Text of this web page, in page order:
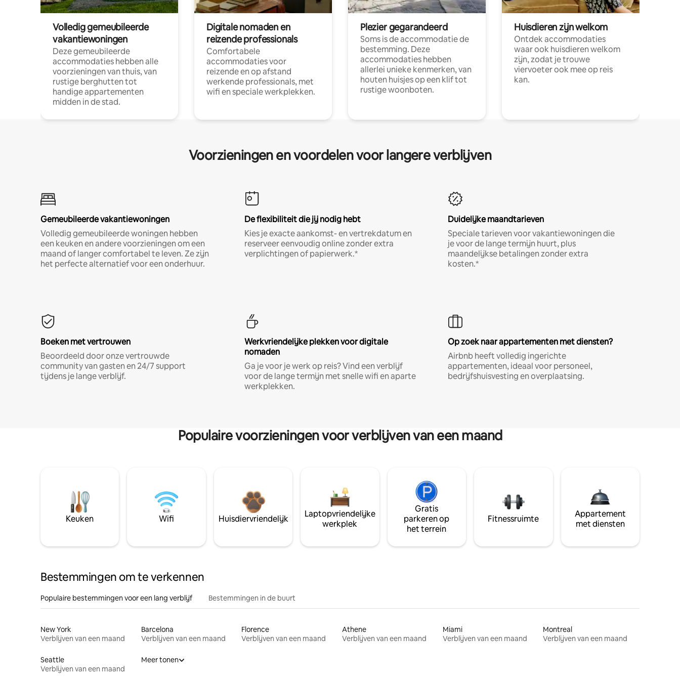
Volledig gemeubileerde
vakantiewoningen
Deze gemeubileerde
accommodaties hebben alle
voorzieningen van thuis, van
rustige berghutten tot
handige appartementen
midden in de stad.
Digitale nomaden en
reizende professionals
Comfortabele
accommodaties voor
reizende en op afstand
werkende professionals, met
wifi en speciale werkplekken.
Plezier gegarandeerd
Soms is de accommodatie de
bestemming. Deze
accommodaties hebben
allerlei unieke kenmerken, van
houten huisjes op een klif tot
rustige woonboten.
Huisdieren zijn welkom
Ontdek accommodaties
waar ook huisdieren welkom
zijn, zodat je trouwe
viervoeter ook mee op reis
kan.
Voorzieningen en voordelen voor langere verblijven
Gemeubileerde vakantiewoningen
Volledig gemeubileerde woningen hebben
een keuken en andere voorzieningen om een
maand of langer comfortabel te leven. Ze zijn
het perfecte alternatief voor een onderhuur.
De flexibiliteit die jij nodig hebt
Kies je exacte aankomst- en vertrekdatum en
reserveer eenvoudig online zonder extra
verplichtingen of papierwerk.*
Duidelijke maandtarieven
Speciale tarieven voor vakantiewoningen die
je voor de lange termijn huurt, plus
maandelijkse betalingen zonder extra
kosten.*
Boeken met vertrouwen
Beoordeeld door onze vertrouwde
community van gasten en 24/7 support
tijdens je lange verblijf.
Werkvriendelijke plekken voor digitale
nomaden
Ga je voor je werk op reis? Vind een verblijf
voor de lange termijn met snelle wifi en aparte
werkplekken.
Op zoek naar appartementen met diensten?
Airbnb heeft volledig ingerichte
appartementen, ideaal voor personeel,
bedrijfshuisvesting en overplaatsing.
Populaire voorzieningen voor verblijven van een maand
Keuken Wifi Huisdiervriendelijk
Laptopvriendelijke
werkplek
Gratis
parkeren op
het terrein
Fitnessruimte
Appartement
met diensten
Bestemmingen om te verkennen
Populaire bestemmingen voor een lang verblijf Bestemmingen in de buurt
New York
Verblijven van een maand
Barcelona
Verblijven van een maand
Florence
Verblijven van een maand
Athene
Verblijven van een maand
Miami
Verblijven van een maand
Montreal
Verblijven van een maand
Seattle
Verblijven van een maand
Meer tonen